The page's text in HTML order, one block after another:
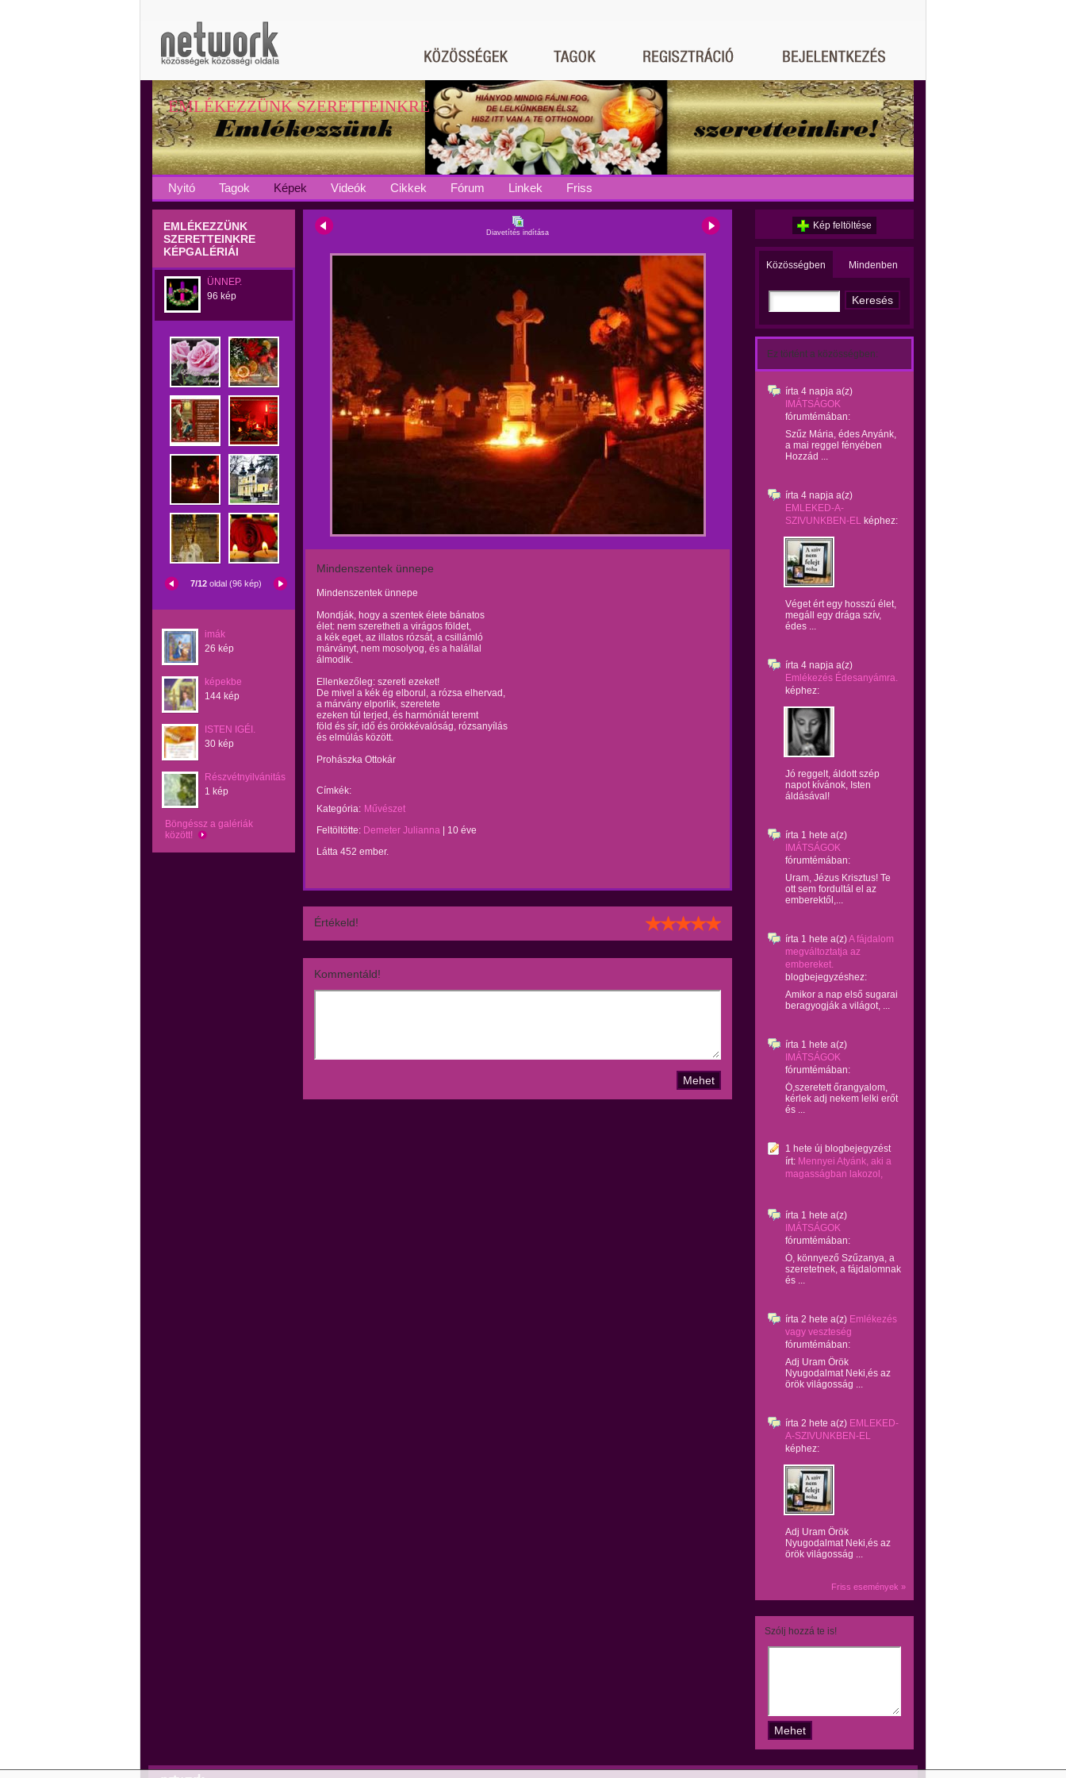
EMLÉKEZZÜNK SZERETTEINKRE
Nyitó Tagok Képek Videók Cikkek Fórum Linkek Friss
EMLÉKEZZÜNK
SZERETTEINKRE
KÉPGALÉRIÁI
ÜNNEP.
96 kép
7/12 oldal (96 kép)
imák
26 kép
képekbe
144 kép
ISTEN IGÉI.
30 kép
Részvétnyilvánitás
1 kép
Böngéssz a galériák
között!
Diavetítés indítása
Mindenszentek ünnepe
Mindenszentek ünnepe
Mondják, hogy a szentek élete bánatos
élet: nem szeretheti a virágos földet,
a kék eget, az illatos rózsát, a csillámló
márványt, nem mosolyog, és a halállal
álmodik.
Ellenkezőleg: szereti ezeket!
De mivel a kék ég elborul, a rózsa elhervad,
a márvány elporlik, szeretete
ezeken túl terjed, és harmóniát teremt
föld és sír, idő és örökkévalóság, rózsanyílás
és elmúlás között.
Prohászka Ottokár
Címkék:
Kategória: Művészet
Feltöltötte: Demeter Julianna
10 éve
Látta 452 ember.
Értékeld!
Kommentáld!
Kép feltöltése
Közösségben Mindenben
Ez történt a közösségben:
írta 4 napja a(z)
IMÁTSÁGOK
fórumtémában:
Szűz Mária, édes Anyánk,
a mai reggel fényében
Hozzád ...
írta 4 napja a(z)
EMLEKED-A-
SZIVUNKBEN-EL képhez:
Véget ért egy hosszú élet,
megáll egy drága szív,
édes ...
írta 4 napja a(z)
Emlékezés Édesanyámra.
képhez:
Jó reggelt, áldott szép
napot kívánok, Isten
áldásával!
írta 1 hete a(z)
IMÁTSÁGOK
fórumtémában:
Uram, Jézus Krisztus! Te
ott sem fordultál el az
emberektől,...
írta 1 hete a(z)A fájdalom
megváltoztatja az
embereket.
blogbejegyzéshez:
Amikor a nap első sugarai
beragyogják a világot, ...
írta 1 hete a(z)
IMÁTSÁGOK
fórumtémában:
Ó,szeretett őrangyalom,
kérlek adj nekem lelki erőt
és ...
1 hete új blogbejegyzést
írt: Mennyei Atyánk, aki a
magasságban lakozol,
írta 1 hete a(z)
IMÁTSÁGOK
fórumtémában:
Ó, könnyező Szűzanya, a
szeretetnek, a fájdalomnak
és ...
írta 2 hete a(z) Emlékezés
vagy veszteség
fórumtémában:
Adj Uram Örök
Nyugodalmat Neki,és az
örök világosság ...
írta 2 hete a(z) EMLEKED-
A-SZIVUNKBEN-EL
képhez:
Adj Uram Örök
Nyugodalmat Neki,és az
örök világosság ...
Friss események »
Szólj hozzá te is!